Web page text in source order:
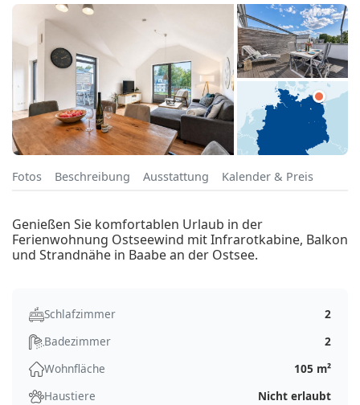
Fotos Beschreibung Ausstattung Kalender & Preis
Genießen Sie komfortablen Urlaub in der
Ferienwohnung Ostseewind mit Infrarotkabine, Balkon
und Strandnähe in Baabe an der Ostsee.
Schlafzimmer
2
Badezimmer
2
Wohnfläche
105 m²
Haustiere
Nicht erlaubt